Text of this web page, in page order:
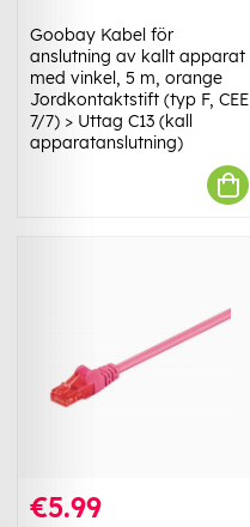
Goobay Kabel för
anslutning av kallt apparat
med vinkel, 5 m, orange
Jordkontaktstift (typ F, CEE
7/7) > Uttag C13 (kall
apparatanslutning)
€5.99